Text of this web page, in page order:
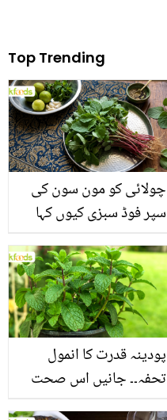
Top Trending
چولائی کو مون سون کی
سپر فوڈ سبزی کیوں کہا
منرلز اور اینٹی آکسیڈنٹس
سے بھرپور اس سبزی کے
فائدے
پودینہ قدرت کا انمول
تحفہ۔۔ جانیں اس صحت